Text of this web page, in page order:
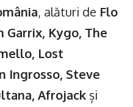
, alături de Flo
Garrix, Kygo, The
Lost
Ingrosso, Steve
Afrojack și